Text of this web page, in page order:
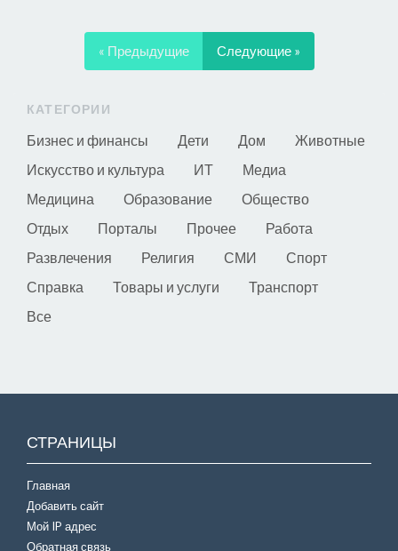
« Предыдущие Следующие »
КАТЕГОРИИ
Бизнес и финансы Дети Дом
Животные
Искусство и культура
ИТ
Медиа
Медицина
Образование
Общество
Отдых
Порталы Прочее
Работа
Развлечения
Религия СМИ
Спорт
Справка
Товары и услуги
Транспорт
Все
СТРАНИЦЫ
Главная
Добавить сайт
Мой IP адрес
Обратная связь